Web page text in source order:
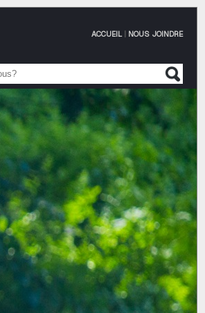
ACCUEIL| NOUS JOINDRE